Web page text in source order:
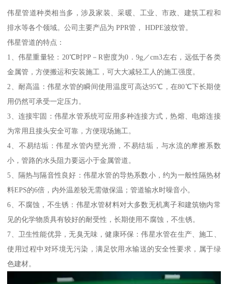
伟星管道种类相当多，涉及家装、采暖、工业、市政、建筑工程和
排水等各个领域。公司主要产品为 PPR管， HDPE波纹管。
伟星管道的特点：
1、伟星重量轻：20℃时PP－R密度为0．9g／cm3左右，远低于各类
金属管，方便搬运和安装施工，可大大减轻工人的施工强度。
2、耐高温：伟星水管的瞬间使用温度可高达95℃，在80℃下长期使
用仍然可承受一定压力。
3、连接牢固：伟星水管系统可应用多种连接方式，热熔、电熔连接
为常用且接头安全可靠，方便现场施工。
4、不易结垢：伟星水管内壁光滑，不易结垢，与水流的摩擦系数
小，管路的水头阻力要远小于金属管道。
5、隔热与隔音性良好：伟星水管的导热系数小，约为一般性隔热材
料EPS的6倍，内外温差较无需做保温；管道输水时噪音小。
6、不腐蚀，不生锈：伟星水管材料对大多数无机离子和建筑物内常
见的化学物质具有较好的耐受性，长期使用不腐蚀，不生锈。
7、卫生性能优异，无臭无味，健康环保：伟星水管在生产、施工、
使用过程中对环境无污染，满足饮用水输送的安全性要求，属于绿
色建材。